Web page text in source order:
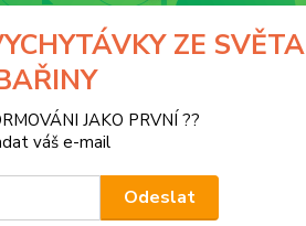
ZE SVĚTA
JAKO PRVNÍ ??
váš e-mail
Odeslat